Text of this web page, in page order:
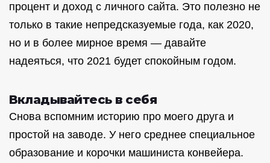
процент и доход с личного сайта. Это полезно не
только в такие непредсказуемые года, как 2020,
но и в более мирное время — давайте
надеяться, что 2021 будет спокойным годом.
Вкладывайтесь в себя
Снова вспомним историю про моего друга и
простой на заводе. У него среднее специальное
образование и корочки машиниста конвейера.